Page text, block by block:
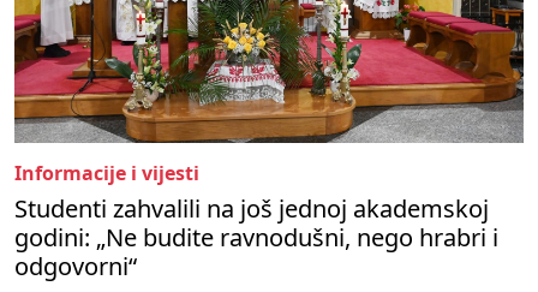
Informacije i vijesti
Studenti zahvalili na još jednoj akademskoj
godini: „Ne budite ravnodušni, nego hrabri i
odgovorni“